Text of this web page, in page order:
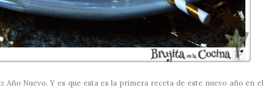
Año Nuevo. Y es que esta es la primera receta de este nuevo año en el